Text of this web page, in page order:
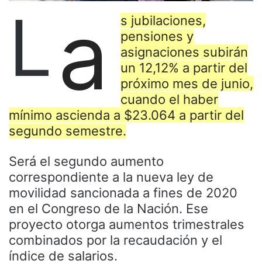
La
s jubilaciones,
pensiones y
asignaciones subirán
un 12,12% a partir del
próximo mes de junio,
cuando el haber
mínimo ascienda a $23.064 a partir del
segundo semestre.
Será el segundo aumento
correspondiente a la nueva ley de
movilidad sancionada a fines de 2020
en el Congreso de la Nación. Ese
proyecto otorga aumentos trimestrales
combinados por la recaudación y el
índice de salarios.